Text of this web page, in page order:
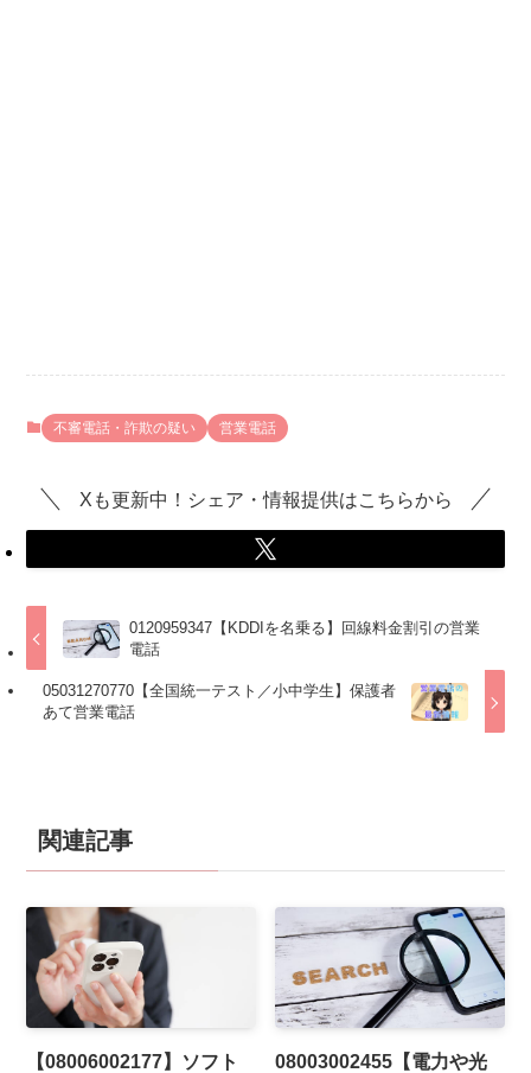
不審電話・詐欺の疑い 営業電話
Xも更新中！シェア・情報提供はこちらから
0120959347【KDDIを名乗る】回線料金割引の営業
電話
05031270770【全国統一テスト／小中学生】保護者
あて営業電話
関連記事
【08006002177】ソフト
08003002455【電力や光